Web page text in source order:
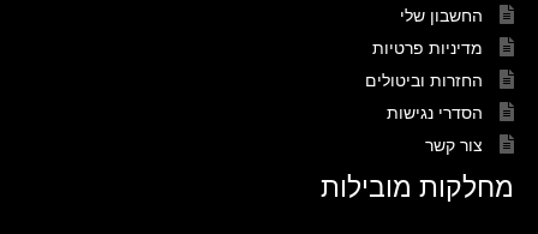
החשבון שלי
מדיניות פרטיות
החזרות וביטולים
הסדרי נגישות
צור קשר
מחלקות מובילות